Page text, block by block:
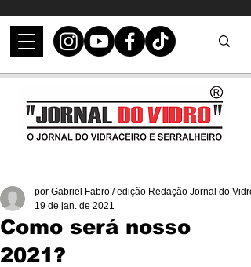
Como será nosso
2021?
por Gabriel Fabro / edição Redação Jornal do Vidro
19 de jan. de 2021